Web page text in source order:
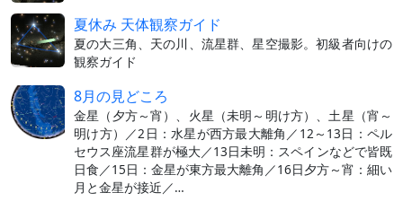
夏休み 天体観察ガイド
夏の大三角、天の川、流星群、星空撮影。初級者向けの
観察ガイド
8月の見どころ
金星（夕方～宵）、火星（未明～明け方）、土星（宵～
明け方）／2日：水星が西方最大離角／12～13日：ペル
セウス座流星群が極大／13日未明：スペインなどで皆既
日食／15日：金星が東方最大離角／16日夕方～宵：細い
月と金星が接近／…